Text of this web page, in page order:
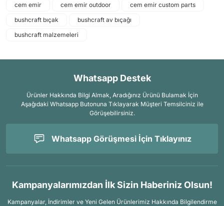
cem emir
cem emir outdoor
cem emir custom parts
bushcraft bıçak
bushcraft av bıçağı
bushcraft malzemeleri
Whatsapp Destek
Ürünler Hakkında Bilgi Almak, Aradığınız Ürünü Bulamak İçin
Aşağıdaki Whatsapp Butonuna Tıklayarak Müşteri Temsilciniz ile
Görüşebilirsiniz.
Whatsapp Görüşmesi İçin Tıklayınız
Kampanyalarımızdan İlk Sizin Haberiniz Olsun!
Kampanyalar, İndirimler ve Yeni Gelen Ürünlerimiz Hakkında Bilgilendirme